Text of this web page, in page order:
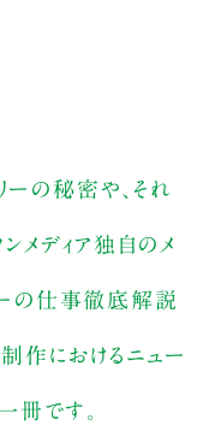
ーの秘密や、それ
メディア独自のメ
ーの仕事徹底解説
作におけるニュー
冊です。